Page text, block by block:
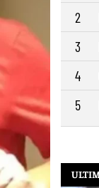
2
3
4
5